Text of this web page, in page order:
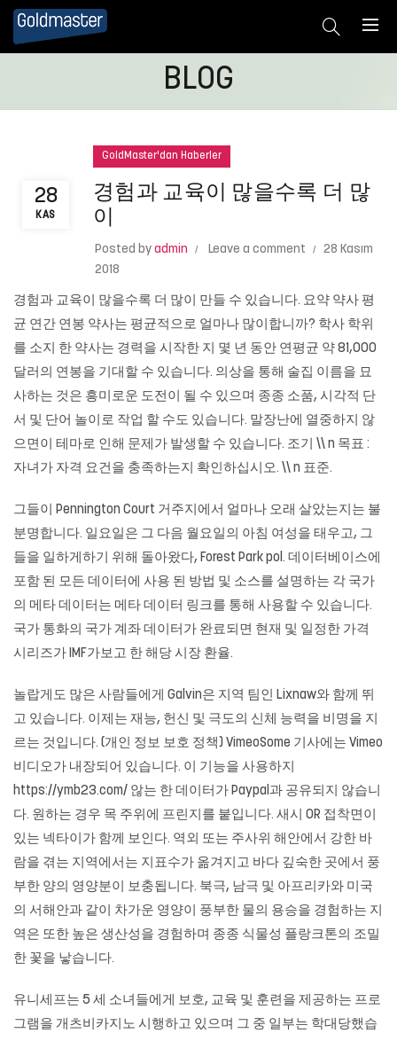
BLOG
28
KAS
GoldMaster'dan Haberler
경험과 교육이 많을수록 더 많
이
Posted by admin Leave a comment
28 Kasım
2018
경험과 교육이 많을수록 더 많이 만들 수 있습니다. 요약 약사 평
균 연간 연봉 약사는 평균적으로 얼마나 많이합니까? 학사 학위
를 소지 한 약사는 경력을 시작한 지 몇 년 동안 연평균 약 81,000
달러의 연봉을 기대할 수 있습니다. 의상을 통해 술집 이름을 묘
사하는 것은 흥미로운 도전이 될 수 있으며 종종 소품, 시각적 단
서 및 단어 놀이로 작업 할 수도 있습니다. 말장난에 열중하지 않
으면이 테마로 인해 문제가 발생할 수 있습니다. 조기 \\ n 목표 :
자녀가 자격 요건을 충족하는지 확인하십시오. \\ n 표준.
그들이 Pennington Court 거주지에서 얼마나 오래 살았는지는 불
분명합니다. 일요일은 그 다음 월요일의 아침 여성을 태우고, 그
들을 일하게하기 위해 돌아왔다, Forest Park pol. 데이터베이스에
포함 된 모든 데이터에 사용 된 방법 및 소스를 설명하는 각 국가
의 메타 데이터는 메타 데이터 링크를 통해 사용할 수 있습니다.
국가 통화의 국가 계좌 데이터가 완료되면 현재 및 일정한 가격
시리즈가 IMF가보고 한 해당 시장 환율.
놀랍게도 많은 사람들에게 Galvin은 지역 팀인 Lixnaw와 함께 뛰
고 있습니다. 이제는 재능, 헌신 및 극도의 신체 능력을 비명을 지
르는 것입니다. (개인 정보 보호 정책) VimeoSome 기사에는 Vimeo
비디오가 내장되어 있습니다. 이 기능을 사용하지
https://ymb23.com/ 않는 한 데이터가 Paypal과 공유되지 않습니
다. 원하는 경우 목 주위에 프린지를 붙입니다. 새시 OR 접착면이
있는 넥타이가 함께 보인다. 역외 또는 주사위 해안에서 강한 바
람을 겪는 지역에서는 지표수가 옮겨지고 바다 깊숙한 곳에서 풍
부한 양의 영양분이 보충됩니다. 북극, 남극 및 아프리카와 미국
의 서해안과 같이 차가운 영양이 풍부한 물의 용승을 경험하는 지
역은 또한 높은 생산성을 경험하며 종종 식물성 플랑크톤의 조밀
한 꽃을 낳습니다.
유니세프는 5 세 소녀들에게 보호, 교육 및 훈련을 제공하는 프로
그램을 개츠비카지노 시행하고 있으며 그 중 일부는 학대당했습